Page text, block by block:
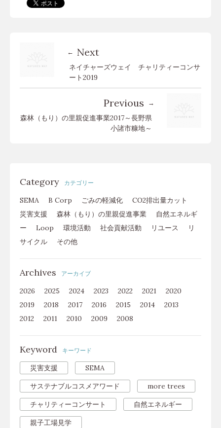
Next
ネイチャーズウェイ チャリティーコンサ
ート2019
Previous
森林（もり）の里親促進事業2017～長野県
小諸市糠地～
Category カテゴリー
SEMA B Corp ごみの軽減化
CO2排出量カット
災害支援
森林（もり）の里親促進事業
自然エネルギ
ー
Loop 環境活動 社会貢献活動 リユース
リ
サイクル
その他
Archives アーカイブ
2026 2025 2024 2023 2022 2021
2020
2019
2018 2017 2016 2015 2014
2013
2012
2011 2010 2009 2008
Keyword キーワード
災害支援 SEMA
サステナブルコスメアワード more trees
チャリティーコンサート 自然エネルギー
親子工場見学